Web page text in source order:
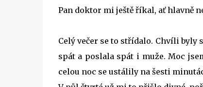
Pan doktor mi ještě říkal, ať hlavně
Celý večer se to střídalo. Chvíli byly
spát a poslala spát i muže. Moc
celou noc se ustálily na šesti